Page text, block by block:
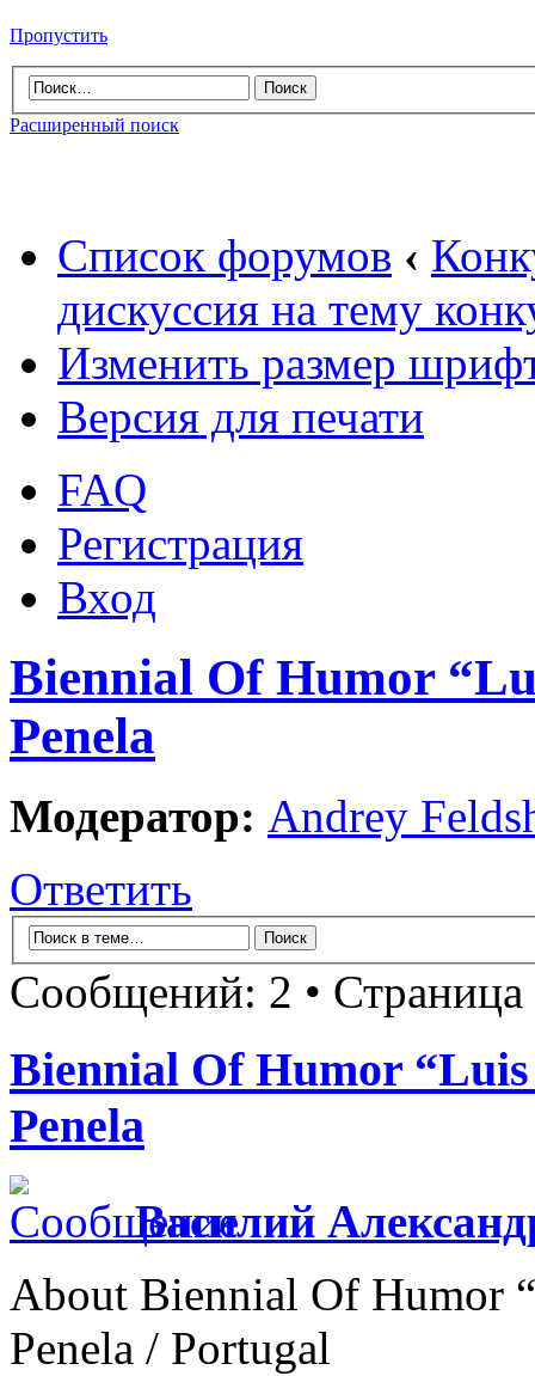
Пропустить
Расширенный поиск
Список форумов ‹
дискуссия на тему
Изменить размер
Версия для печати
FAQ
Регистрация
Вход
Biennial Of Humor
Penela
Модератор: Andrey
Ответить
Сообщений: 2 • Страница
Biennial Of Humor
Penela
Василий
About Biennial Of Humor
Penela / Portugal